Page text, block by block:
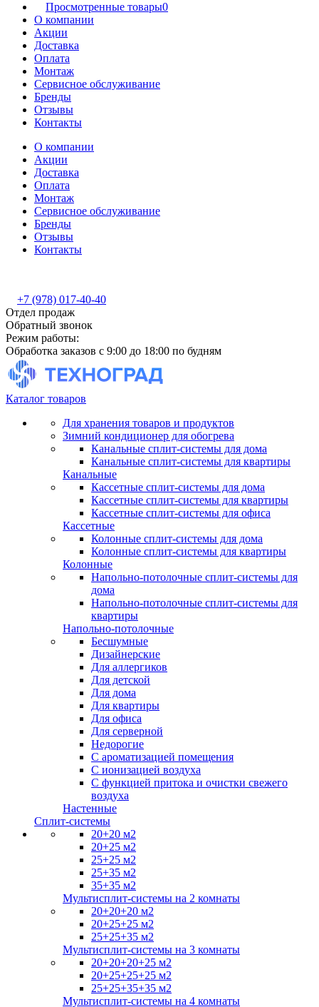
Просмотренные товары0
О компании
Акции
Доставка
Оплата
Монтаж
Сервисное обслуживание
Бренды
Отзывы
Контакты
О компании
Акции
Доставка
Оплата
Монтаж
Сервисное обслуживание
Бренды
Отзывы
Контакты
+7 (978) 017-40-40
Отдел продаж
Обратный звонок
Режим работы:
Обработка заказов с 9:00 до 18:00 по будням
Каталог товаров
Для хранения товаров и продуктов
Зимний кондиционер для обогрева
Канальные сплит-системы для дома
Канальные сплит-системы для квартиры
Канальные
Кассетные сплит-системы для дома
Кассетные сплит-системы для квартиры
Кассетные сплит-системы для офиса
Кассетные
Колонные сплит-системы для дома
Колонные сплит-системы для квартиры
Колонные
Напольно-потолочные сплит-системы для
дома
Напольно-потолочные сплит-системы для
квартиры
Напольно-потолочные
Бесшумные
Дизайнерские
Для аллергиков
Для детской
Для дома
Для квартиры
Для офиса
Для серверной
Недорогие
С ароматизацией помещения
С ионизацией воздуха
С функцией притока и очистки свежего
воздуха
Настенные
Сплит-системы
20+20 м2
20+25 м2
25+25 м2
25+35 м2
35+35 м2
Мультисплит-системы на 2 комнаты
20+20+20 м2
20+25+25 м2
25+25+35 м2
Мультисплит-системы на 3 комнаты
20+20+20+25 м2
20+25+25+25 м2
25+25+35+35 м2
Мультисплит-системы на 4 комнаты